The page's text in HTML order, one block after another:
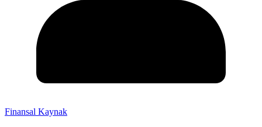
Finansal Kaynak